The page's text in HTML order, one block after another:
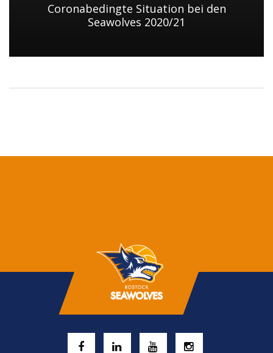
Coronabedingte Situation bei den
Seawolves 2020/21